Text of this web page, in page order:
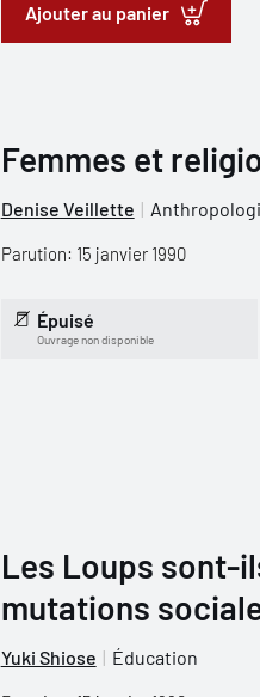
Ajouter au panier
Femmes et
Denise Veillette
Parution: 15 janvier 1990
Épuisé
Ouvrage non disponible
Les Loups sont-
mutations
Yuki Shiose Éducation